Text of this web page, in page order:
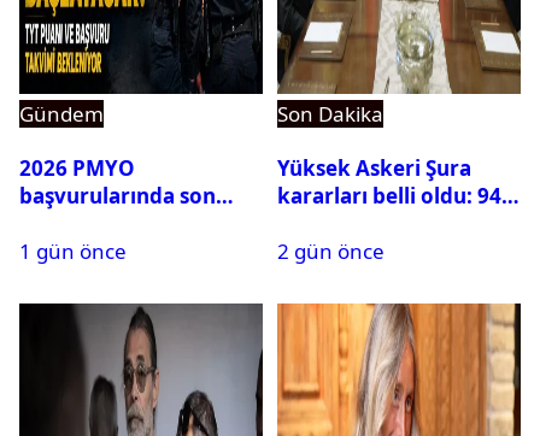
Gündem
2026 PMYO
başvurularında son
1 gün önce
Son Dakika
Yüksek Askeri Şura
kararları belli oldu: 94
2 gün önce